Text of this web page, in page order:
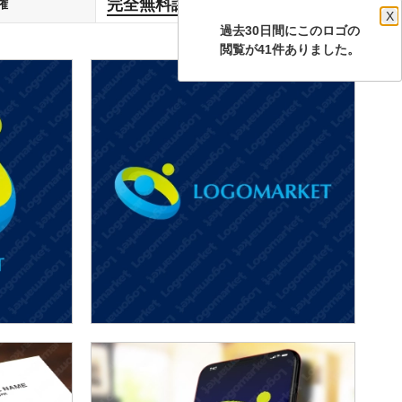
過去30日間にこのロゴの
X
閲覧が41件ありました。